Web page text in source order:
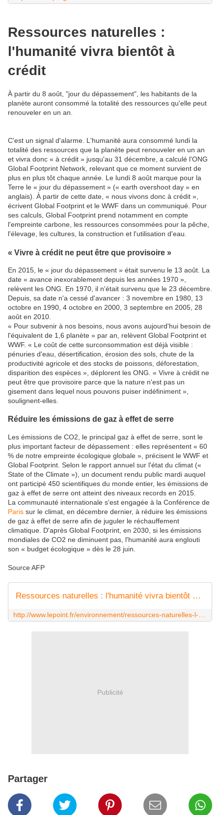
Ressources naturelles :
l'humanité vivra bientôt à
crédit
À partir du 8 août, "jour du dépassement", les habitants de la
planète auront consommé la totalité des ressources qu'elle peut
renouveler en un an.
C'est un signal d'alarme. L'humanité aura consommé lundi la
totalité des ressources que la planète peut renouveler en un an
et vivra donc « à crédit » jusqu'au 31 décembre, a calculé l'ONG
Global Footprint Network, relevant que ce moment survient de
plus en plus tôt chaque année. Le lundi 8 août marque pour la
Terre le « jour du dépassement » (« earth overshoot day » en
anglais). À partir de cette date, « nous vivons donc à crédit »,
écrivent Global Footprint et le WWF dans un communiqué. Pour
ses calculs, Global Footprint prend notamment en compte
l'empreinte carbone, les ressources consommées pour la pêche,
l'élevage, les cultures, la construction et l'utilisation d'eau.
« Vivre à crédit ne peut être que provisoire »
En 2015, le « jour du dépassement » était survenu le 13 août. La
date « avance inexorablement depuis les années 1970 »,
relèvent les ONG. En 1970, il n'était survenu que le 23 décembre.
Depuis, sa date n'a cessé d'avancer : 3 novembre en 1980, 13
octobre en 1990, 4 octobre en 2000, 3 septembre en 2005, 28
août en 2010.
« Pour subvenir à nos besoins, nous avons aujourd'hui besoin de
l'équivalent de 1,6 planète » par an, relèvent Global Footprint et
WWF. « Le coût de cette surconsommation est déjà visible :
pénuries d'eau, désertification, érosion des sols, chute de la
productivité agricole et des stocks de poissons, déforestation,
disparition des espèces », déplorent les ONG. « Vivre à crédit ne
peut être que provisoire parce que la nature n'est pas un
gisement dans lequel nous pouvons puiser indéfiniment »,
soulignent-elles.
Réduire les émissions de gaz à effet de serre
Les émissions de CO2, le principal gaz à effet de serre, sont le
plus important facteur de dépassement : elles représentent « 60
% de notre empreinte écologique globale », précisent le WWF et
Global Footprint. Selon le rapport annuel sur l'état du climat («
State of the Climate »), un document rendu public mardi auquel
ont participé 450 scientifiques du monde entier, les émissions de
gaz à effet de serre ont atteint des niveaux records en 2015.
La communauté internationale s'est engagée à la Conférence de
Paris sur le climat, en décembre dernier, à réduire les émissions
de gaz à effet de serre afin de juguler le réchauffement
climatique. D'après Global Footprint, en 2030, si les émissions
mondiales de CO2 ne diminuent pas, l'humanité aura englouti
son « budget écologique » dès le 28 juin.
Source AFP
Ressources naturelles : l'humanité vivra bientôt à crédit
Publicité
Partager